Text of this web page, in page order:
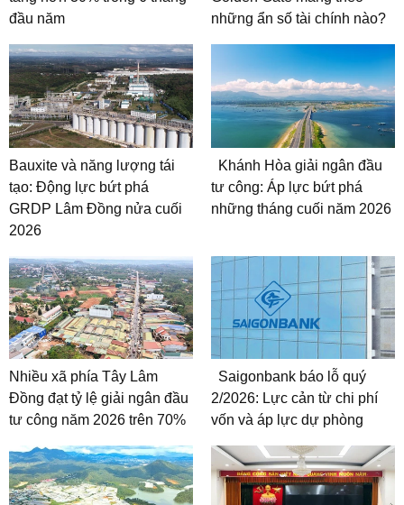
đầu năm
những ẩn số tài chính nào?
Bauxite và năng lượng tái
tạo: Động lực bứt phá
GRDP Lâm Đồng nửa cuối
2026
Khánh Hòa giải ngân đầu
tư công: Áp lực bứt phá
những tháng cuối năm 2026
Nhiều xã phía Tây Lâm
Đồng đạt tỷ lệ giải ngân đầu
tư công năm 2026 trên 70%
Saigonbank báo lỗ quý
2/2026: Lực cản từ chi phí
vốn và áp lực dự phòng